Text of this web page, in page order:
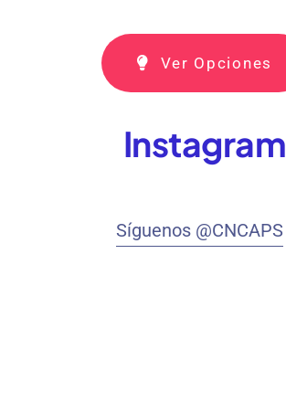
Ver Opciones
Instagram
Síguenos @CNCAPS